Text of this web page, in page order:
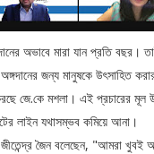
অভাবে মারা যান প্রতি বছর।
অঙ্গদানের জন্য মানুষকে উৎসাহিত
জে.কে মশলা। এই প্রচারের মূল
লাইন যথাসম্ভব কমিয়ে আনা।
জৈন বলেছেন, "আমরা খুবই